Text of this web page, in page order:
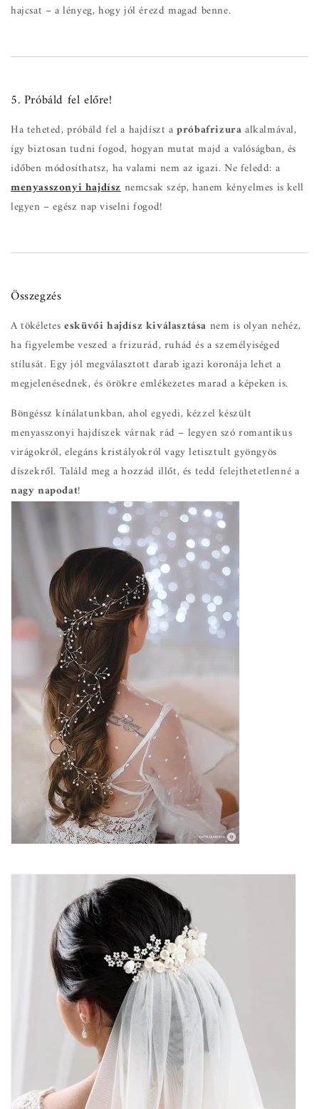
hajcsat – a lényeg, hogy jól érezd magad benne.
5. Próbáld fel előre!
Ha teheted, próbáld fel a hajdíszt apróbafrizuraalkalmával,
így biztosan tudni fogod, hogyan mutat majd a valóságban, és
időben módosíthatsz, ha valami nem az igazi. Ne feledd: a
menyasszonyi hajdísznemcsak szép, hanem kényelmes is kell
legyen – egész nap viselni fogod!
Összegzés
A tökéletesesküvői hajdísz kiválasztása nem is olyan nehéz,
ha figyelembe veszed a frizurád, ruhád és a személyiséged
stílusát. Egy jól megválasztott darab igazi koronája lehet a
megjelenésednek, és örökre emlékezetes marad a képeken is.
Böngéssz kínálatunkban, ahol egyedi, kézzel készült
menyasszonyi hajdíszek várnak rád – legyen szó romantikus
virágokról, elegáns kristályokról vagy letisztult gyöngyös
díszekről. Találd meg a hozzád illőt, és tedd felejthetetlenné a
nagy napodat!